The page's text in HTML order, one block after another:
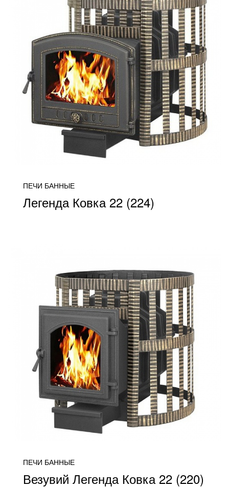
ПЕЧИ БАННЫЕ
Легенда Ковка 22 (224)
ПЕЧИ БАННЫЕ
Везувий Легенда Ковка 22 (220)